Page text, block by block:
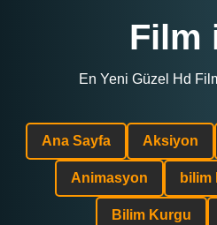
Film
En Yeni Güzel Hd
Ana Sayfa Aksiyon
Animasyon bilim
Bilim Kurgu